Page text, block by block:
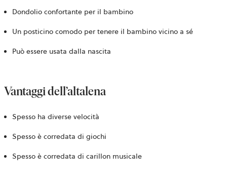
Dondolio confortante per il bambino
Un posticino comodo per tenere il bambino vicino a sé
Può essere usata dalla nascita
Vantaggi dell’altalena
Spesso ha diverse velocità
Spesso è corredata di giochi
Spesso è corredata di carillon musicale